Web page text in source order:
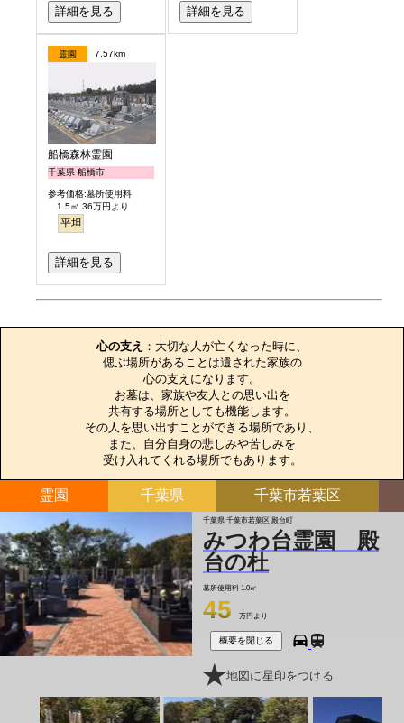
詳細を見る 詳細を見る
霊園 7.57km
船橋森林霊園
千葉県 船橋市
参考価格:墓所使用料
1.5㎡ 36万円より
平坦
詳細を見る
心の支え ：大切な人が亡くなった時に、
偲ぶ場所があることは遺された家族の
心の支えになります。
お墓は、家族や友人との思い出を
共有する場所としても機能します。
その人を思い出すことができる場所であり、
また、自分自身の悲しみや苦しみを
受け入れてくれる場所でもあります。
霊園 千葉県 千葉市若葉区
千葉県 千葉市若葉区 殿台町
みつわ台霊園 殿
台の杜
墓所使用料 1.0㎡
45 万円より
概要を閉じる
地図に星印をつける